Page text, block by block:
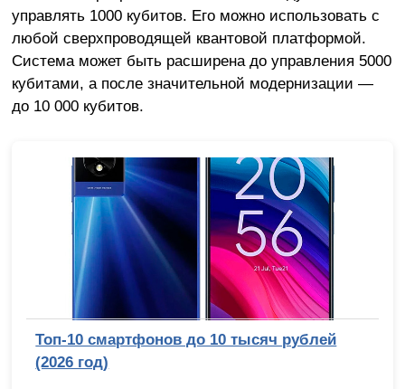
управлять 1000 кубитов. Его можно использовать с
любой сверхпроводящей квантовой платформой.
Система может быть расширена до управления 5000
кубитами, а после значительной модернизации —
до 10 000 кубитов.
Топ-10 смартфонов до 10 тысяч рублей
(2026 год)